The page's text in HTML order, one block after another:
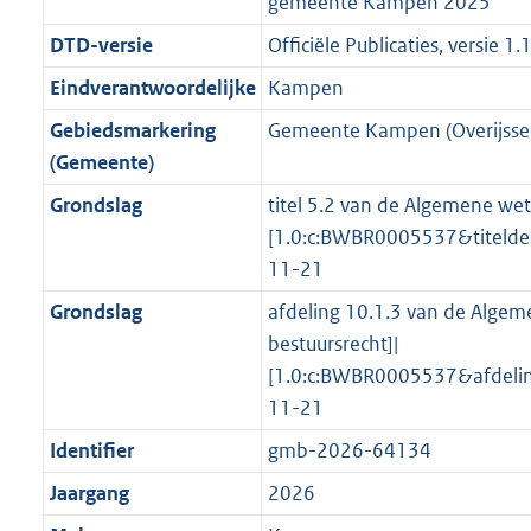
n
f
o
r
a
a
K
b
i
n
f
o
m
a
K
b
e
i
n
f
r
m
t
K
b
i
e
i
n
o
r
a
1
8
K
b
g
r
o
o
t
e
:
3
K
b
s
g
r
o
o
t
e
2
K
b
DTD-versie
Officiële Publicaties, versie 1.1
Eindverantwoordelijke Kampen
Gebiedsmarkering
(Gemeente)
Gemeente Kampen
Grondslag
titel 5.2 van de Algemene
11-21
Grondslag
afdeling 10.1.3 van de
bestuursrecht]|
11-21
Identifier
gmb-2026-64134
Jaargang
2026